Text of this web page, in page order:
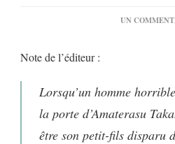
UN
Note de l’éditeur :
Lorsqu’un homme
la porte d’Amaterasu
être son petit-fils disparu